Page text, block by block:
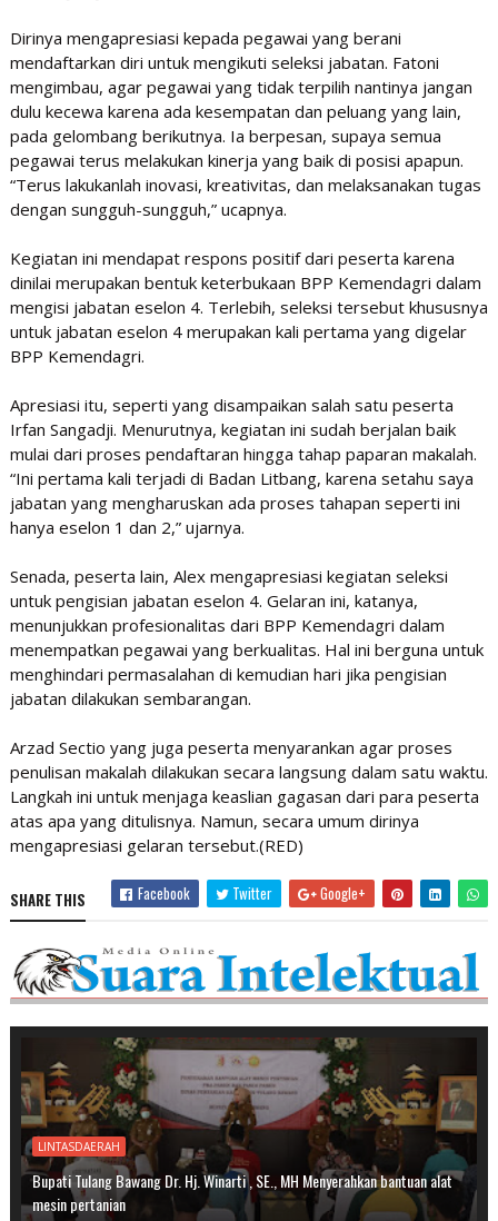
Dirinya mengapresiasi kepada pegawai yang berani
mendaftarkan diri untuk mengikuti seleksi jabatan. Fatoni
mengimbau, agar pegawai yang tidak terpilih nantinya jangan
dulu kecewa karena ada kesempatan dan peluang yang lain,
pada gelombang berikutnya. Ia berpesan, supaya semua
pegawai terus melakukan kinerja yang baik di posisi apapun.
“Terus lakukanlah inovasi, kreativitas, dan melaksanakan tugas
dengan sungguh-sungguh,” ucapnya.
Kegiatan ini mendapat respons positif dari peserta karena
dinilai merupakan bentuk keterbukaan BPP Kemendagri dalam
mengisi jabatan eselon 4. Terlebih, seleksi tersebut khususnya
untuk jabatan eselon 4 merupakan kali pertama yang digelar
BPP Kemendagri.
Apresiasi itu, seperti yang disampaikan salah satu peserta
Irfan Sangadji. Menurutnya, kegiatan ini sudah berjalan baik
mulai dari proses pendaftaran hingga tahap paparan makalah.
“Ini pertama kali terjadi di Badan Litbang, karena setahu saya
jabatan yang mengharuskan ada proses tahapan seperti ini
hanya eselon 1 dan 2,” ujarnya.
Senada, peserta lain, Alex mengapresiasi kegiatan seleksi
untuk pengisian jabatan eselon 4. Gelaran ini, katanya,
menunjukkan profesionalitas dari BPP Kemendagri dalam
menempatkan pegawai yang berkualitas. Hal ini berguna untuk
menghindari permasalahan di kemudian hari jika pengisian
jabatan dilakukan sembarangan.
Arzad Sectio yang juga peserta menyarankan agar proses
penulisan makalah dilakukan secara langsung dalam satu waktu.
Langkah ini untuk menjaga keaslian gagasan dari para peserta
atas apa yang ditulisnya. Namun, secara umum dirinya
mengapresiasi gelaran tersebut.(RED)
SHARE THIS Facebook Twitter Google+
LINTASDAERAH
Bupati Tulang Bawang Dr. Hj. Winarti , SE., MH Menyerahkan bantuan alat
mesin pertanian